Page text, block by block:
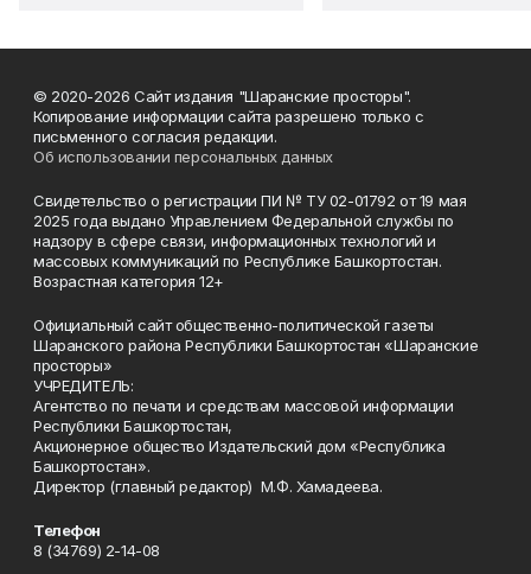
© 2020-2026 Сайт издания "Шаранские просторы".
Копирование информации сайта разрешено только с
письменного согласия редакции.
Об использовании персональных данных
Свидетельство о регистрации ПИ № ТУ 02-01792 от 19 мая
2025 года выдано Управлением Федеральной службы по
надзору в сфере связи, информационных технологий и
массовых коммуникаций по Республике Башкортостан.
Возрастная категория 12+
Официальный сайт общественно-политической газеты
Шаранского района Республики Башкортостан «Шаранские
просторы»
УЧРЕДИТЕЛЬ:
Агентство по печати и средствам массовой информации
Республики Башкортостан,
Акционерное общество Издательский дом «Республика
Башкортостан».
Директор (главный редактор) М.Ф. Хамадеева.
Телефон
8 (34769) 2-14-08